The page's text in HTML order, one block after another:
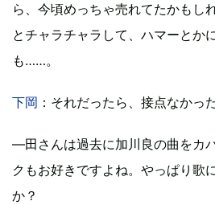
ら、今頃めっちゃ売れてたかもし
とチャラチャラして、ハマーとか
も……。
下岡 ：それだったら、接点なかっ
―田さんは過去に加川良の曲をカ
クもお好きですよね。やっぱり歌
か？